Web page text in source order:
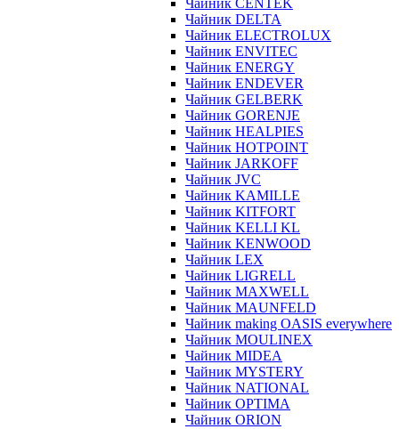
Чайник CENTEK
Чайник DELTA
Чайник ELECTROLUX
Чайник ENVITEC
Чайник ENERGY
Чайник ENDEVER
Чайник GELBERK
Чайник GORENJE
Чайник HEALPIES
Чайник HOTPOINT
Чайник JARKOFF
Чайник JVC
Чайник KAMILLE
Чайник KITFORT
Чайник KELLI KL
Чайник KENWOOD
Чайник LEX
Чайник LIGRELL
Чайник MAXWELL
Чайник MAUNFELD
Чайник making OASIS everywhere
Чайник MOULINEX
Чайник MIDEA
Чайник MYSTERY
Чайник NATIONAL
Чайник OPTIMA
Чайник ORION